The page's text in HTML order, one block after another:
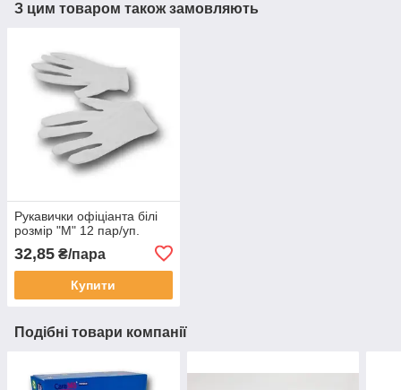
З цим товаром також замовляють
Рукавички офіціанта білі
розмір "М" 12 пар/уп.
32,85 ₴/пара
Купити
Подібні товари компанії